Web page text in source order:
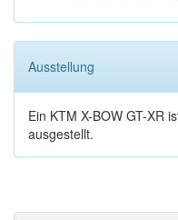
Ausstellung
Ein KTM X-BOW GT-XR
ausgestellt.